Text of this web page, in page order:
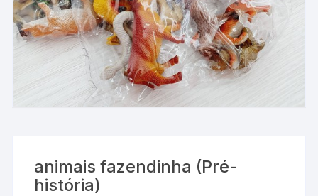
animais fazendinha (Pré-
história)